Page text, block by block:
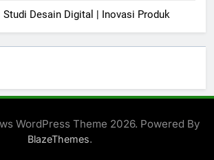
Studi Desain Digital | Inovasi Produk
WordPress Theme 2026. Powered By
BlazeThemes.